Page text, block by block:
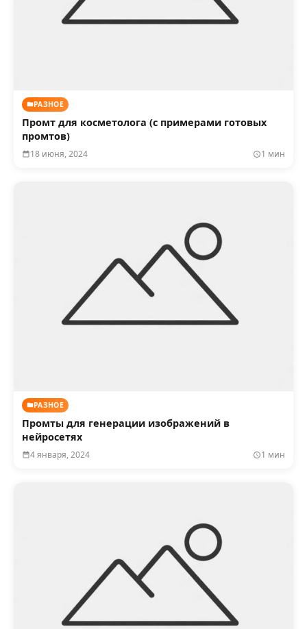
РАЗНОЕ
Промт для косметолога (с примерами готовых
промтов)
18 июня, 2024 1 мин
РАЗНОЕ
Промты для генерации изображений в
нейросетях
4 января, 2024 1 мин